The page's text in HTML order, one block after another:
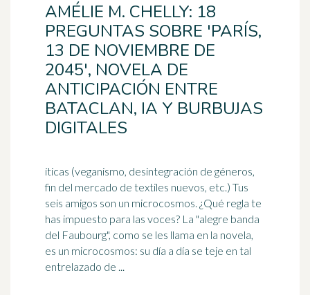
AMÉLIE M. CHELLY: 18
PREGUNTAS SOBRE 'PARÍS,
13 DE NOVIEMBRE DE
2045', NOVELA DE
ANTICIPACIÓN ENTRE
BATACLAN, IA Y BURBUJAS
DIGITALES
íticas (veganismo, desintegración de géneros,
fin del mercado de textiles nuevos, etc.) Tus
seis amigos son un microcosmos. ¿Qué regla te
has impuesto para las voces? La "alegre banda
del Faubourg", como se les llama en la novela,
es un microcosmos: su día a día se teje en tal
entrelazado de ...